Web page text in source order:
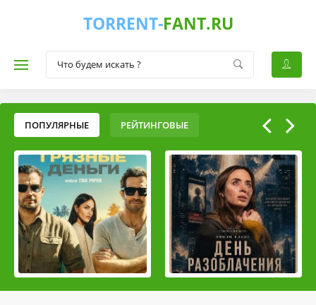
TORRENT-FANT.RU
ПОПУЛЯРНЫЕ РЕЙТИНГОВЫЕ